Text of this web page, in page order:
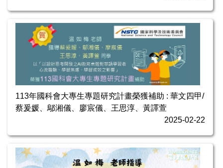
113年國科會大專生專題研究計畫榮獲補助 : 華文四甲/
蔡爰媛、鄔湘儀、廖宸儀、王思淳、黃譯萱
2025-02-22